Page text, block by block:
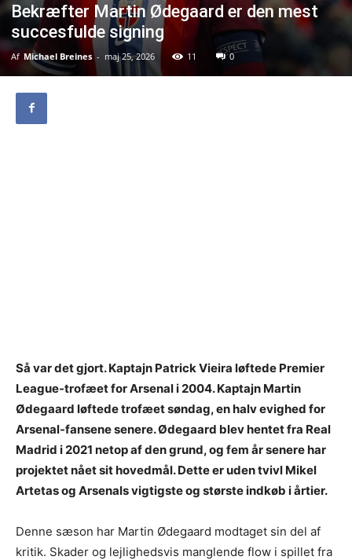
Bekræfter Martin Ødegaard er den mest
succesfulde signing
Af Michael Breines - maj 25, 2026 11 0
Så var det gjort. Kaptajn Patrick Vieira løftede Premier
League-trofæet for Arsenal i 2004. Kaptajn Martin
Ødegaard løftede trofæet søndag, en halv evighed for
Arsenal-fansene senere. Ødegaard blev hentet fra Real
Madrid i 2021 netop af den grund, og fem år senere har
projektet nået sit hovedmål. Dette er uden tvivl Mikel
Artetas og Arsenals vigtigste og største indkøb i årtier.
Denne sæson har Martin Ødegaard modtaget sin del af
kritik. Skader og lejlighedsvis manglende flow i spillet fra